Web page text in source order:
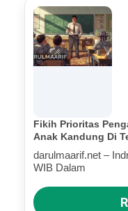
Fikih Prioritas
Anak Kandung Di
darulmaarif.net –
WIB Dalam